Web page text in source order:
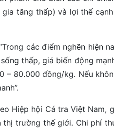
tăng thấp) và lợi thế
các điểm nghẽn hiện
thấp, giá biến động
80.000 đồng/kg. Nếu
Hiệp hội Cá tra Việt Nam,
thị trường thế giới. Chi phí